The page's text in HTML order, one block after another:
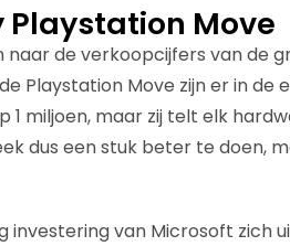
Playstation Move
naar de verkoopcijfers van de
Playstation Move zijn er in de
1 miljoen, maar zij telt elk
dus een stuk beter te doen,
investering van Microsoft zich